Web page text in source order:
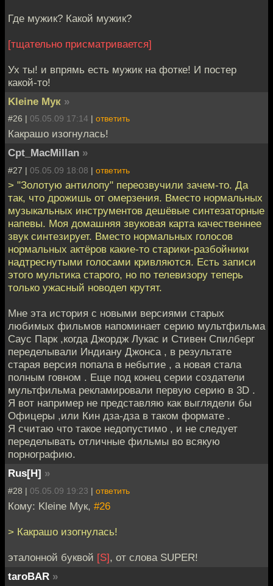
Где мужик? Какой мужик?
[тщательно присматривается]
Ух ты! и впрямь есть мужик на фотке! И постер
какой-то!
Kleine Мук »
#26 | 05.05.09 17:14 | ответить
Какрашо изогнулась!
Cpt_MacMillan »
#27 | 05.05.09 18:08 | ответить
> "Золотую антилопу" переозвучили зачем-то. Да
так, что дрожишь от омерзения. Вместо нормальных
музыкальных инструментов дешёвые синтезаторные
напевы. Моя домашняя звуковая карта качественнее
звук синтезирует. Вместо нормальных голосов
нормальных актёров какие-то старики-разбойники
надтреснутыми голосами кривляются. Есть записи
этого мультика старого, но по телевизору теперь
только ужасный новодел крутят.
Мне эта история с новыми версиями старых
любимых фильмов напоминает серию мультфильма
Саус Парк ,когда Джордж Лукас и Стивен Спилберг
переделывали Индиану Джонса , в результате
старая версия попала в небытие , а новая стала
полным говном . Еще под конец серии создатели
мультфильма рекламировали первую серию в 3D .
Я вот например не представляю как выглядели бы
Офицеры ,или Кин дза-дза в таком формате .
Я считаю что такое недопустимо , и не следует
переделывать отличные фильмы во всякую
порнографию.
Rus[H] »
#28 | 05.05.09 19:23 | ответить
Кому: Kleine Мук, #26
> Какрашо изогнулась!
эталонной буквой [S], от слова SUPER!
taroBAR »